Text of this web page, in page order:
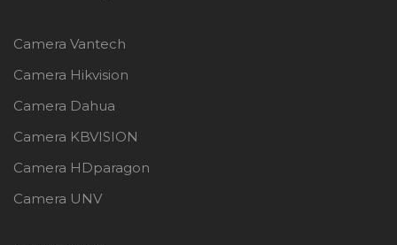
Camera Vantech
Camera Hikvision
Camera Dahua
Camera KBVISION
Camera HDparagon
Camera UNV